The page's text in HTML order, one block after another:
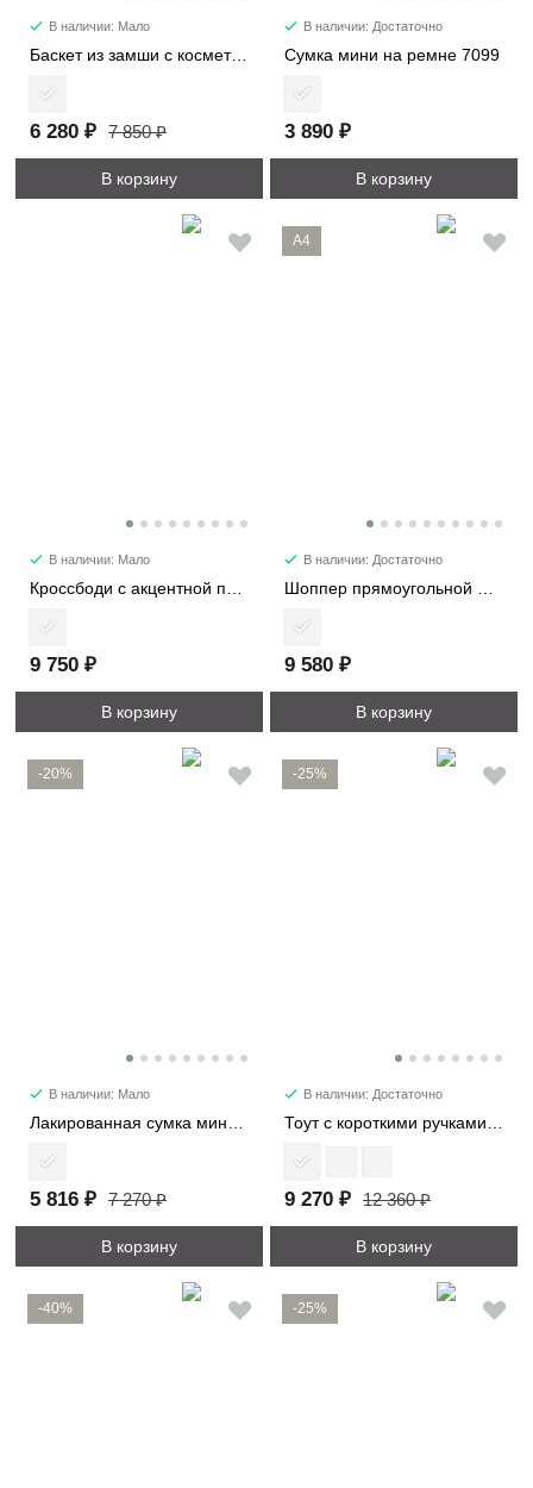
В наличии: Мало
Баскет из замши с косметичкой 6785
6 280 ₽ 7 850 ₽
В корзину
В наличии: Достаточно
Сумка мини на ремне 7099
3 890 ₽
В корзину
В наличии: Мало
Кроссбоди с акцентной пряжкой 2366
9 750 ₽
В корзину
A4
В наличии: Достаточно
Шоппер прямоугольной формы 1192
9 580 ₽
В корзину
-20%
В наличии: Мало
5 816 ₽ 7 270 ₽
В корзину
-25%
В наличии: Достаточно
9 270 ₽ 12 360 ₽
В корзину
-40% -25%